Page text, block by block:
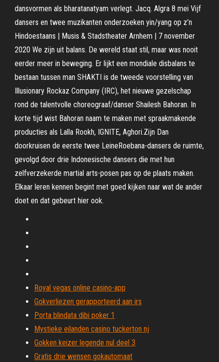
dansvormen als bharatanatyam verlegt. Jacq. Algra 8 mei Vijf
dansers en twee muzikanten onderzoeken yin/yang op z’n
Hindoestaans | Musis & Stadstheater Arnhem | 7 november
2020 We zijn uit balans. De wereld staat stil, maar was nooit
eerder meer in beweging. Er lijkt een mondiale disbalans te
bestaan tussen man SHAKTI is de tweede voorstelling van
Illusionary Rockaz Company (IRC), het nieuwe gezelschap
rond de talentvolle choreograaf/danser Shailesh Bahoran. In
korte tijd wist Bahoran naam te maken met spraakmakende
producties als Lalla Rookh, IGNITE, Aghori.Zijn Dan
doorkruisen de eerste twee LeineRoebana-dansers de ruimte,
gevolgd door drie Indonesische dansers die met hun
zelfverzekerde martial arts-posen pas op de plaats maken.
Elkaar leren kennen begint met goed kijken naar wat de ander
doet en dat gebeurt hier ook.
Royal vegas online casino-app
Gokverliezen gerapporteerd aan irs
Porta blindata dibi poker 1
Mystieke eilanden casino tuckerton nj
Gokken keizer legende nul deel 3
Gratis drie wensen gokautomaat